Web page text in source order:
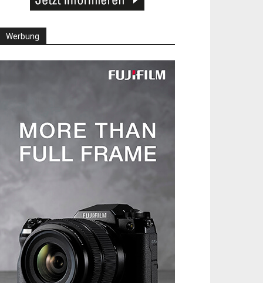
Werbung